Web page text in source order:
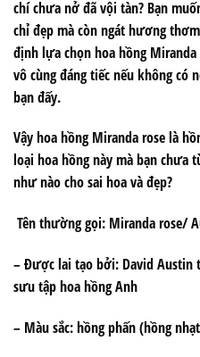
chí chưa nở đã vội tàn? Bạn
chỉ đẹp mà còn ngát hương
định lựa chọn hoa hồng
vô cùng đáng tiếc nếu không có
bạn đấy.
Vậy hoa hồng Miranda rose là
loại hoa hồng này mà bạn chưa
như nào cho sai hoa và đẹp?
Tên thường gọi: Miranda rose/
– Được lai tạo bởi: David Austin
sưu tập hoa hồng Anh
– Màu sắc: hồng phấn (hồng